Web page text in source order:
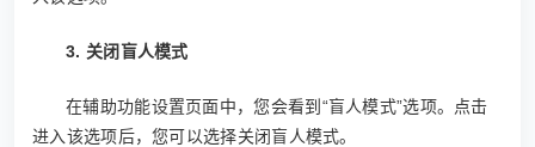
3. 关闭盲人模式
在辅助功能设置页面中，您会看到“盲人模式”选项。点击
进入该选项后，您可以选择关闭盲人模式。